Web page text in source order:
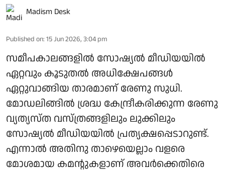
Madism Desk
Published on: 15 Jun 2026, 3:04 pm
സമീപകാലങ്ങളിൽ സോഷ്യൽ മീഡിയയിൽ
ഏറ്റവും കൂടുതൽ അധിക്ഷേപങ്ങൾ
ഏറ്റുവാങ്ങിയ താരമാണ് രേണു സുധി.
മോഡലിങ്ങിൽ ശ്രദ്ധ കേന്ദ്രീകരിക്കുന്ന രേണു
വ്യത്യസ്ത വസ്ത്രങ്ങളിലും ലുക്കിലും
സോഷ്യൽ മീഡിയയിൽ പ്രത്യക്ഷപ്പെടാറുണ്ട്.
എന്നാൽ അതിനു താഴെയെല്ലാം വളരെ
മോശമായ കമന്റുകളാണ് അവർക്കെതിരെ